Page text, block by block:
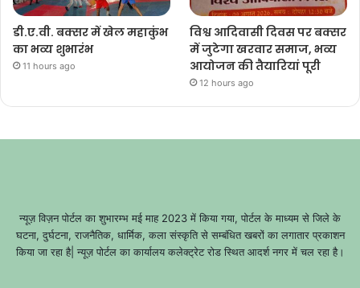
डी.ए.वी. बक्सर में खेल महाकुंभ
का भव्य शुभारंभ
11 hours ago
विश्व आदिवासी दिवस पर बक्सर
में जुटेगा खरवार समाज, भव्य
आयोजन की तैयारियां पूरी
12 hours ago
न्यूज़ विज़न पोर्टल का शुभारम्भ मई माह 2023 में किया गया, पोर्टल के माध्यम से जिले के
घटना, दुर्घटना, राजनैतिक, धार्मिक, कला संस्कृति से सम्बंधित खबरों का लगातार प्रकाशन
किया जा रहा है| न्यूज़ पोर्टल का कार्यालय कलेक्ट्रेट रोड स्थित आदर्श नगर में चल रहा है।